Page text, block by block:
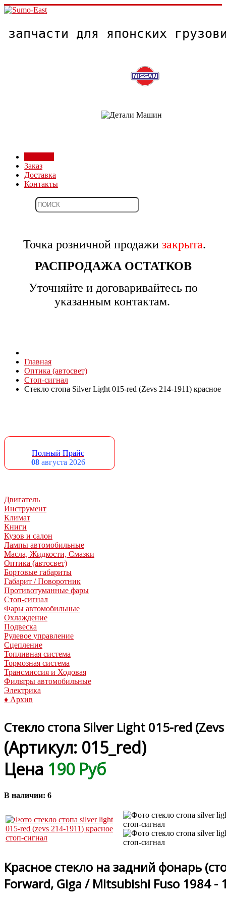
запчасти для японских
Заказ
Доставка
Контакты
Точка розничной продажи закрыта.
РАСПРОДАЖА ОСТАТКОВ
Уточняйте и договаривайтесь по
указанным контактам.
Главная
Оптика (автосвет)
Стоп-сигнал
Стекло стопа Silver Light 015-red (Zevs 214-1911) красное
Полный Прайс
08августа 2026
Двигатель
Инструмент
Климат
Книги
Кузов и салон
Лампы автомобильные
Масла, Жидкости, Смазки
Оптика (автосвет)
Бортовые габариты
Габарит / Поворотник
Противотуманные фары
Стоп-сигнал
Фары автомобильные
Охлаждение
Подвеска
Рулевое управление
Сцепление
Топливная система
Тормозная система
Трансмиссия и Ходовая
Фильтры автомобильные
Электрика
♦ Архив
Стекло стопа Silver Light 015-red
(Артикул: 015_red)
Цена 190 Руб
В наличии: 6
Красное стекло на задний фонарь
Forward, Giga / Mitsubishi Fuso 1984 -